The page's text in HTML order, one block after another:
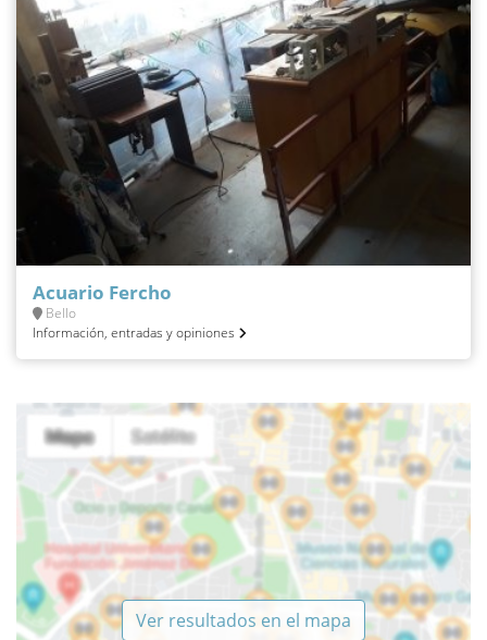
Acuario Fercho
Bello
Información, entradas y opiniones
Ver resultados en el mapa